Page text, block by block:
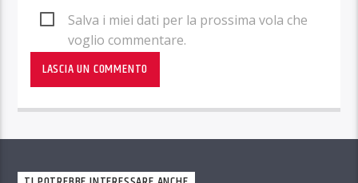
Salva i miei dati per la prossima vola che
voglio commentare.